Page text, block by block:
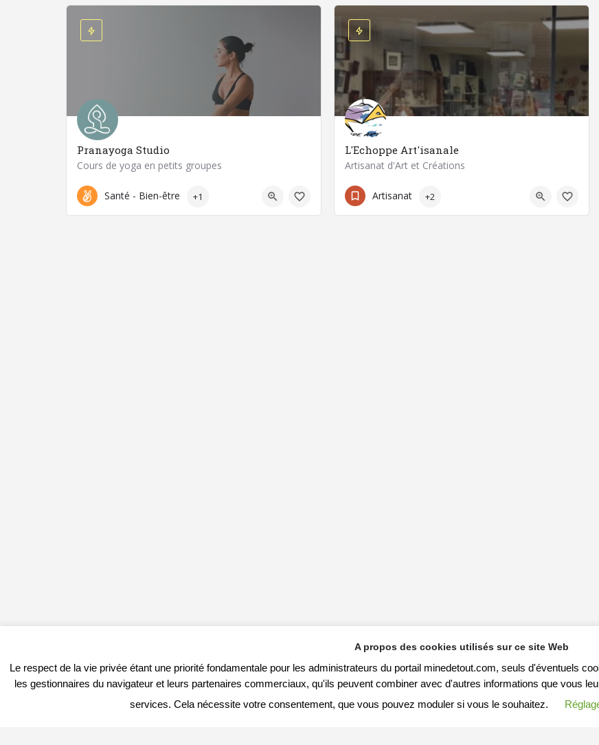
Pranayoga Studio
Cours de yoga en petits groupes
07 60 54 21 92
Santé - Bien-être +1
L'Echoppe Art'isanale
Artisanat d'Art et Créations
06 63 95 92 06
Artisanat +2
A propos des cookies utilisés sur ce site Web
Le respect de la vie privée étant une priorité fondamentale pour les administrateurs du portail minedetout.com, seuls d'éventuels
les gestionnaires du navigateur et leurs partenaires commerciaux, qu'ils peuvent combiner avec d'autres informations que vous
services. Cela nécessite votre consentement, que vous pouvez moduler si vous le souhaitez.